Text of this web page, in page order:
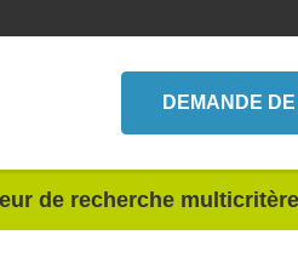
DEMANDE
de recherche